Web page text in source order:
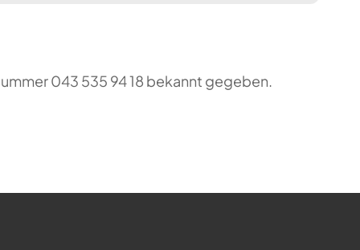
043 535 94 18 bekannt gegeben.